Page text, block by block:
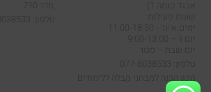
אבגד קומה 1)
ימים א'-ה' - 11:00-18:30
יום שבת – סגור
מכון הכנה למבחני קבלה ללימודים
גבוהים